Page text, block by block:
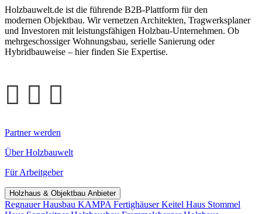
Holzbauwelt.de ist die führende B2B-Plattform für den
modernen Objektbau. Wir vernetzen Architekten, Tragwerksplaner
und Investoren mit leistungsfähigen Holzbau-Unternehmen. Ob
mehrgeschossiger Wohnungsbau, serielle Sanierung oder
Hybridbauweise – hier finden Sie Expertise.
Partner werden
Über Holzbauwelt
Für Arbeitgeber
Holzhaus & Objektbau Anbieter
Regnauer Hausbau KAMPA FertighäuserKeitel Haus Stommel